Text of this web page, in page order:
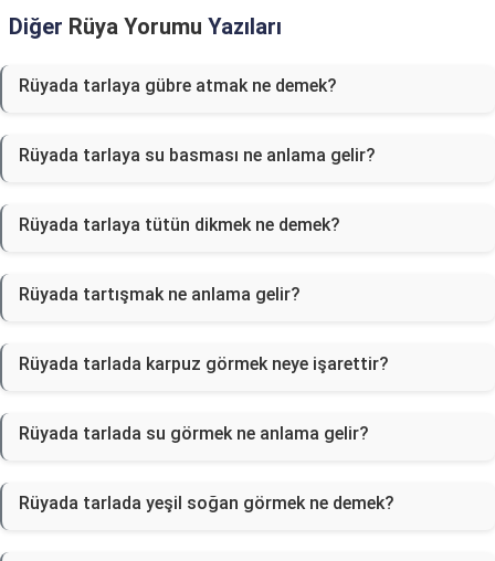
Diğer Rüya Yorumu Yazıları
Rüyada tarlaya gübre atmak ne demek?
Rüyada tarlaya su basması ne anlama gelir?
Rüyada tarlaya tütün dikmek ne demek?
Rüyada tartışmak ne anlama gelir?
Rüyada tarlada karpuz görmek neye işarettir?
Rüyada tarlada su görmek ne anlama gelir?
Rüyada tarlada yeşil soğan görmek ne demek?